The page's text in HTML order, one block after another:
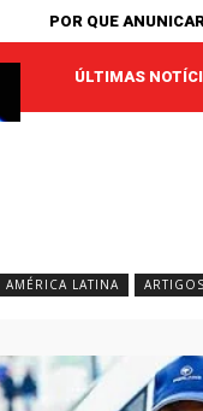
POR QUE
ÚLTIMAS
AMÉRICA LATINA ARTIGOS